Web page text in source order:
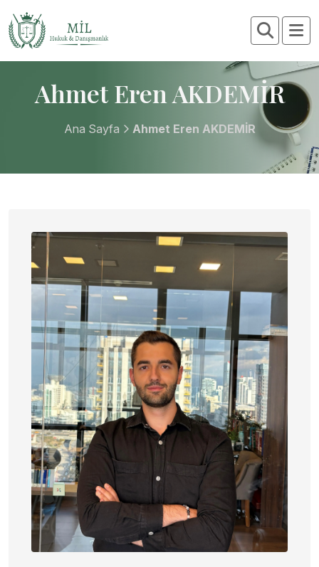
Ahmet Eren AKDEMİR
Ana Sayfa Ahmet Eren AKDEMİR